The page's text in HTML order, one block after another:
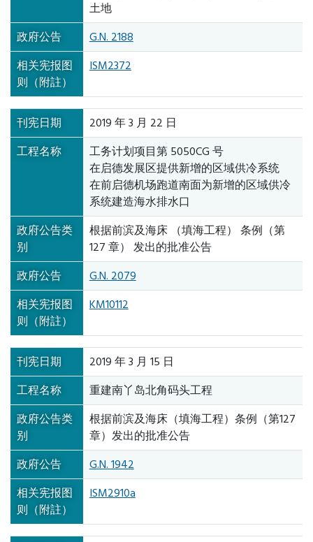
土地
政府公告
G.N. 2188
相关宪报图
则（附註）
ISM2372
刊宪日期
2019 年 3 月 22 日
工程名称
工务计划项目第 5050CG 号
在启德发展区提供新增的区域供冷系统
在前启德机场跑道南面为新增的区域供冷
系统建造海水排水口
政府公告类
别
根据前滨及海床 （填海工程） 条例（第
127 章） 发出的批准公告
政府公告
G.N. 2079
相关宪报图
则（附註）
KM10112
刊宪日期
2019 年 3 月 15 日
工程名称
重建南丫岛北角码头工程
政府公告类
别
根据前滨及海床（填海工程）条例（第127
章）发出的批准公告
政府公告
G.N. 1942
相关宪报图
则（附註）
ISM2910a